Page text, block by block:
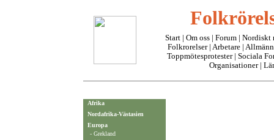
Start Om oss | Forum | Nordiskt
Folkrorelser| Arbetare
Toppmötesprotester| Sociala
Organisationer|
Afrika
Nordafrika-Västasien
Europa
- Grekland